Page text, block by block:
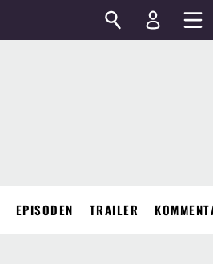
EPISODEN TRAILER